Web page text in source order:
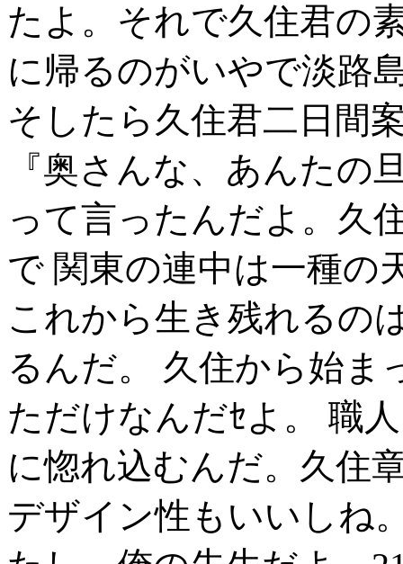
たよ。それで久住君の
に帰るのがいやで淡路
そしたら久住君二日間
『奥さんな、あんたの
って言ったんだよ。久
で 関東の連中は一種の
これから生き残れるの
るんだ。 久住から始ま
ただけなんだｾよ。 職
に惚れ込むんだ。久住
デザイン性もいいしね